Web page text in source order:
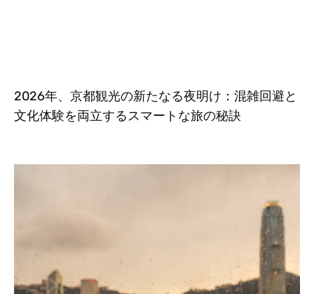
2026年、京都観光の新たなる夜明け：混雑回避と
文化体験を両立するスマートな旅の秘訣